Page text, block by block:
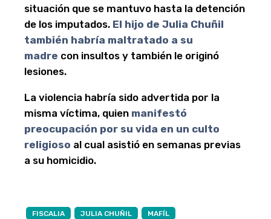
situación que se mantuvo hasta la detención
de los imputados. El hijo de Julia Chuñil
también habría maltratado a su
madre con insultos y también le originó
lesiones.
La violencia habría sido advertida por la
misma víctima, quien manifestó
preocupación por su vida en un culto
religioso al cual asistió en semanas previas
a su homicidio.
FISCALIA JULIA CHUÑIL MAFÍL